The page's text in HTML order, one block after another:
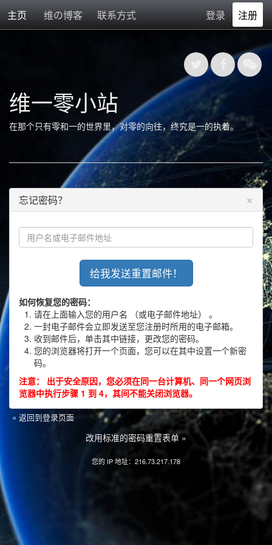
主页 维の博客 联系方式 登录 注册
维一零小站
在那个只有零和一的世界里，对零的向往，终究是一的执着。
忘记密码？ ×
如何恢复您的密码：
请在上面输入您的用户名 （或电子邮件地址） 。
一封电子邮件会立即发送至您注册时所用的电子邮箱。
收到邮件后，单击其中链接，更改您的密码。
您的浏览器将打开一个页面，您可以在其中设置一个新密
码。
注意： 出于安全原因，您必须在同一台计算机、同一个网页浏
览器中执行步骤 1 到 4，其间不能关闭浏览器。
« 返回到登录页面
改用标准的密码重置表单 »
您的 IP 地址：216.73.217.178